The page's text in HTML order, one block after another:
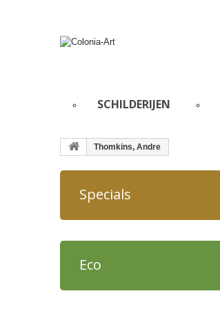
SCHILDERIJEN
Thomkins, Andre
Specials
Eco